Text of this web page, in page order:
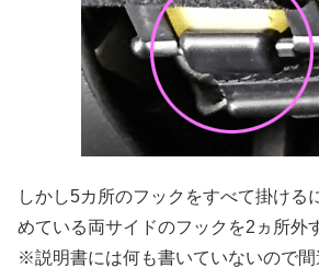
しかし5カ所のフックをすべて掛ける
めている両サイドのフックを2ヵ所外
※説明書には何も書いていないので